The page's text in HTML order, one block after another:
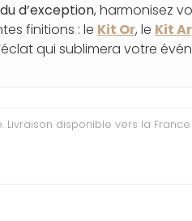
d’exception, harmonisez
finitions : le Kit Or, le Kit
qui sublimera votre
Livraison disponible vers la